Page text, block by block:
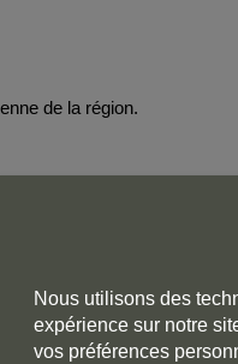
de la région.
Nous utilisons des
expérience sur notre
vos préférences